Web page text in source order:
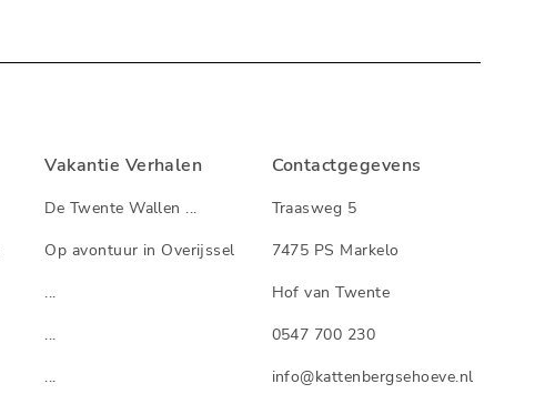
Vakantie Verhalen
De Twente Wallen ...
Op avontuur in Overijssel
...
...
...
Contactgegevens
Traasweg 5
7475 PS Markelo
Hof van Twente
0547 700 230
info@kattenbergsehoeve.nl